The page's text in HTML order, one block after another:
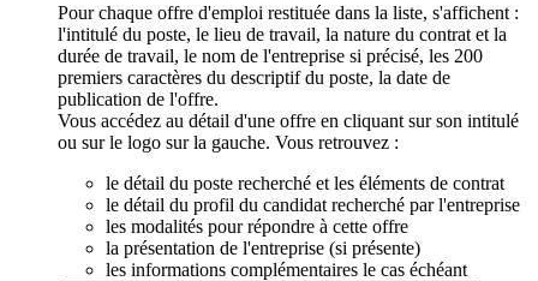
Pour chaque offre d'emploi restituée dans la liste, s'affichent :
l'intitulé du poste, le lieu de travail, la nature du contrat et la
durée de travail, le nom de l'entreprise si précisé, les 200
premiers caractères du descriptif du poste, la date de
publication de l'offre.
Vous accédez au détail d'une offre en cliquant sur son intitulé
ou sur le logo sur la gauche. Vous retrouvez :
le détail du poste recherché et les éléments de contrat
le détail du profil du candidat recherché par l'entreprise
les modalités pour répondre à cette offre
la présentation de l'entreprise (si présente)
les informations complémentaires le cas échéant